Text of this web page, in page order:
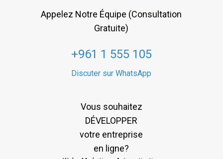
Appelez Notre Équipe (Consultation
Gratuite)
+961 1 555 105
Discuter sur WhatsApp
Vous souhaitez
DÉVELOPPER
votre entreprise
en ligne?